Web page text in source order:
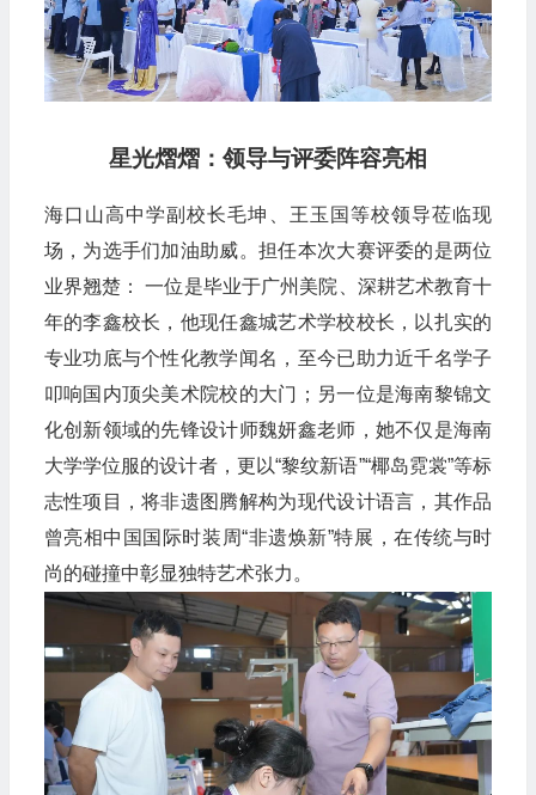
星光熠熠：领导与评委阵容亮相
海口山高中学副校长毛坤、王玉国等校领导莅临现
场，为选手们加油助威。担任本次大赛评委的是两位
业界翘楚： 一位是毕业于广州美院、深耕艺术教育十
年的李鑫校长，他现任鑫城艺术学校校长，以扎实的
专业功底与个性化教学闻名，至今已助力近千名学子
叩响国内顶尖美术院校的大门；另一位是海南黎锦文
化创新领域的先锋设计师魏妍鑫老师，她不仅是海南
大学学位服的设计者，更以“黎纹新语”“椰岛霓裳”等标
志性项目，将非遗图腾解构为现代设计语言，其作品
曾亮相中国国际时装周“非遗焕新”特展，在传统与时
尚的碰撞中彰显独特艺术张力。